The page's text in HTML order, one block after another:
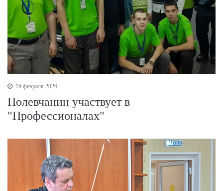
19 февраля 2026
Полевчанин участвует в
"Профессионалах"